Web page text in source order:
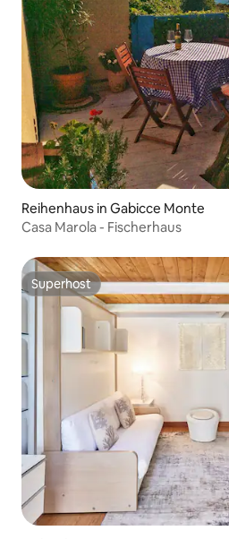
Reihenhaus in Gabicce Monte
Casa Marola - Fischerhaus
Superhost
Superhost